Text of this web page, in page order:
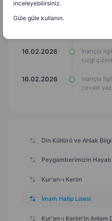
16.02.2026
16.02.2026
İnançla
çizgi
16.02.2026
İnançla
cevabı
Din Kültürü ve Ahlak
Peygamberimizin Hayatı
Kur'an-ı Kerim
İmam Hatip Lisesi
Kur'an-ı Kerim'in Anlam
inceleyebilirsiniz.
Güle güle kullanın.